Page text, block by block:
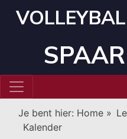
Je bent hier: Home »
Kalender